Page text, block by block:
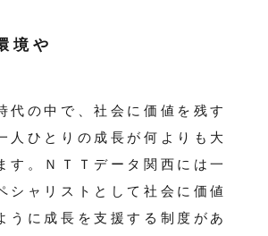
境や
代の中で、社会に価値を残す
人ひとりの成長が何よりも大
す。ＮＴＴデータ関西には一
シャリストとして社会に価値
うに成長を支援する制度があ